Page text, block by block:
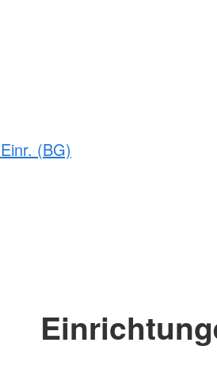
(BG)